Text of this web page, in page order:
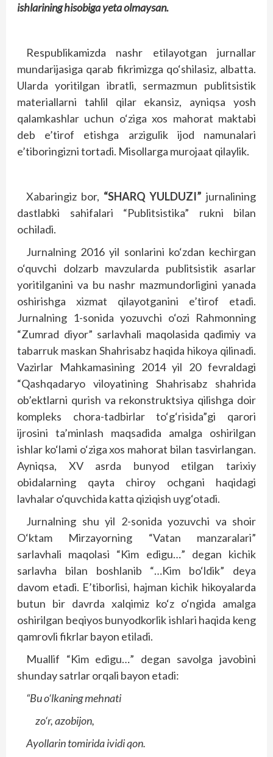
ishlarining hisobiga yeta olmaysan.
Respublikamizda nashr etilayotgan jurnallar
mundarijasiga qarab fikrimizga qo‘shilasiz, albatta.
Ularda yoritilgan ibratli, sermazmun publitsistik
materiallarni tahlil qilar ekansiz, ayniqsa yosh
qalamkashlar uchun o‘ziga xos mahorat maktabi
deb e’tirof etishga arzigulik ijod namunalari
e’tiboringizni tortadi. Misollarga murojaat qilaylik.
Xabaringiz bor, “SHARQ YULDUZI” jurnalining
dastlabki sahifalari “Publitsistika” rukni bilan
ochiladi.
Jurnalning 2016 yil sonlarini ko‘zdan kechirgan
o‘quvchi dolzarb mavzularda publitsistik asarlar
yoritilganini va bu nashr mazmundorligini yanada
oshirishga xizmat qilayotganini e’tirof etadi.
Jurnalning 1-sonida yozuvchi o‘ozi Rahmonning
“Zumrad diyor” sarlavhali maqolasida qadimiy va
tabarruk maskan Shahrisabz haqida hikoya qilinadi.
Vazirlar Mahkamasining 2014 yil 20 fevraldagi
“Qashqadaryo viloyatining Shahrisabz shahrida
ob’ektlarni qurish va rekonstruktsiya qilishga doir
kompleks chora-tadbirlar to‘g‘risida”gi qarori
ijrosini ta’minlash maqsadida amalga oshirilgan
ishlar ko‘lami o‘ziga xos mahorat bilan tasvirlangan.
Ayniqsa, XV asrda bunyod etilgan tarixiy
obidalarning qayta chiroy ochgani haqidagi
lavhalar o‘quvchida katta qiziqish uyg‘otadi.
Jurnalning shu yil 2-sonida yozuvchi va shoir
O‘ktam Mirzayorning “Vatan manzaralari”
sarlavhali maqolasi “Kim edigu…” degan kichik
sarlavha bilan boshlanib “…Kim bo‘ldik” deya
davom etadi. E’tiborlisi, hajman kichik hikoyalarda
butun bir davrda xalqimiz ko‘z o‘ngida amalga
oshirilgan beqiyos bunyodkorlik ishlari haqida keng
qamrovli fikrlar bayon etiladi.
Muallif “Kim edigu…” degan savolga javobini
shunday satrlar orqali bayon etadi:
“Bu o‘lkaning mehnati
zo‘r, azobijon,
Ayollarin tomirida ividi qon.